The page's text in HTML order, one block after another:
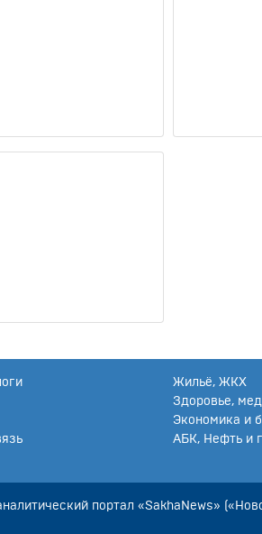
Жильё, ЖКХ
Здоровье,
Экономика и
АБК, Нефть и
портал «SakhaNews»